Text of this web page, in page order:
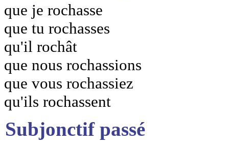
que je rochasse
que tu rochasses
qu'il rochât
que nous rochassions
que vous rochassiez
qu'ils rochassent
Subjonctif passé